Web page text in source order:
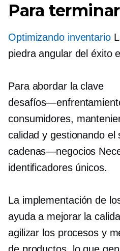
Para terminar
Optimizando inventario
piedra angular del éxito
Para abordar la clave
consumidores,
calidad y gestionando el
cadenas—negocios
identificadores únicos.
La implementación de
ayuda a mejorar la
agilizar los procesos y